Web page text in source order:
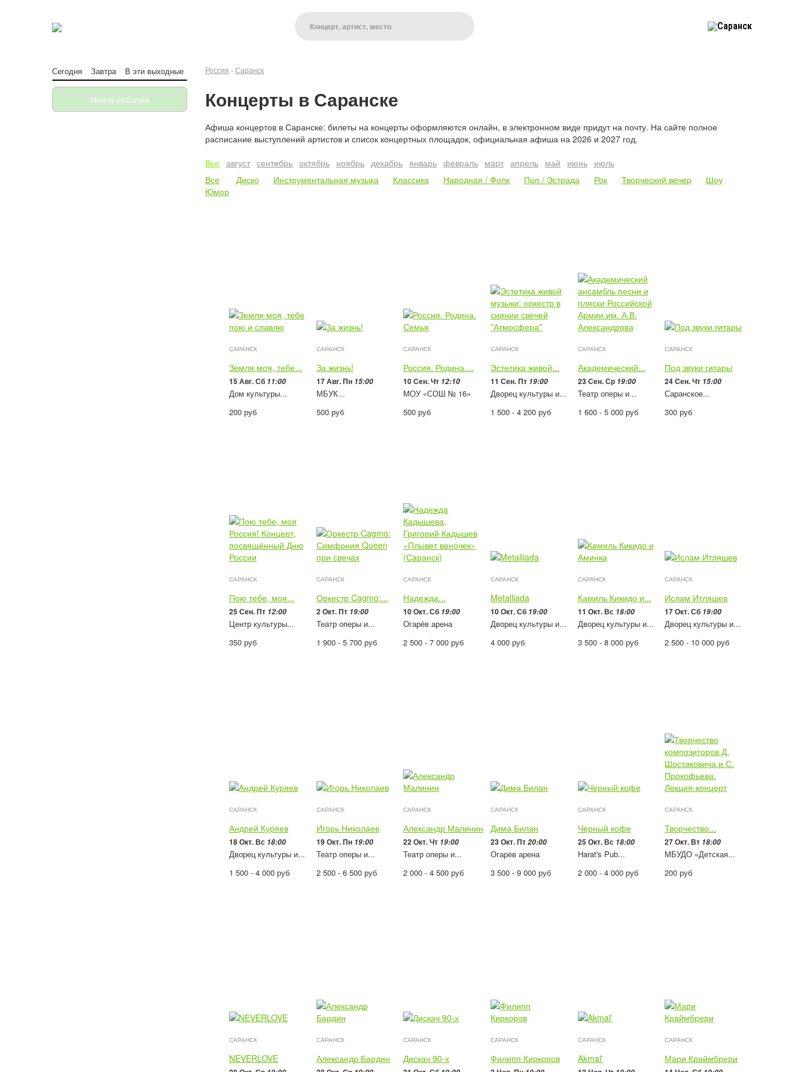
Саранск
Сегодня Завтра В эти выходные
Найти события
Россия › Саранск
Концерты в Саранске
Афиша концертов в Саранске: билеты на концерты оформляются онлайн, в электронном виде придут на почту. На сайте полное
расписание выступлений артистов и список концертных площадок, официальная афиша на 2026 и 2027 год.
Все август сентябрь октябрь ноябрь декабрь январь февраль март апрель май июнь июль
Все
Диско Инструментальная музыка Классика Народная / Фолк Поп / Эстрада Рок Творческий вечер
Шоу
Юмор
САРАНСК
Земля моя, тебе...
15 Авг. Сб 11:00
Дом культуры...
200 руб
САРАНСК
За жизнь!
17 Авг. Пн 15:00
МБУК...
500 руб
САРАНСК
Россия. Родина....
10 Сен. Чт 12:10
МОУ «СОШ № 16»
500руб
САРАНСК
Эстетика живой...
11 Сен. Пт 19:00
Дворец культуры и...
1 500 - 4 200 руб
САРАНСК
Академический...
23 Сен. Ср 19:00
Театр оперы и...
1 600 - 5 000 руб
САРАНСК
Под звуки гитары
24 Сен. Чт 15:00
Саранское...
300руб
САРАНСК
Пою тебе, моя...
25 Сен. Пт 12:00
Центр культуры...
350 руб
САРАНСК
Оркестр Cagmo:...
2 Окт. Пт 19:00
Театр оперы и...
1 900 - 5 700 руб
САРАНСК
Надежда...
10 Окт. Сб 19:00
Огарёв арена
2 500 - 7 000руб
САРАНСК
Metalliada
10 Окт. Сб 19:00
Дворец культуры и...
4 000 руб
САРАНСК
Камиль Кикидо и...
11 Окт. Вс 18:00
Дворец культуры и...
3 500 - 8 000 руб
САРАНСК
Ислам Итляшев
17 Окт. Сб 19:00
Дворец культуры и...
2 500 - 10 000руб
САРАНСК
Андрей Куряев
18 Окт. Вс 18:00
Дворец культуры и...
1 500 - 4 000 руб
САРАНСК
Игорь Николаев
19 Окт. Пн 19:00
Театр оперы и...
2 500 - 6 500 руб
САРАНСК
Александр Малинин
22 Окт. Чт 19:00
Театр оперы и...
2 000 - 4 500руб
САРАНСК
Дима Билан
23 Окт. Пт20:00
Огарёв арена
3 500 - 9 000 руб
САРАНСК
Черный кофе
25 Окт. Вс 18:00
Harat's Pub...
2 000 - 4 000 руб
САРАНСК
Творчество...
27 Окт. Вт 18:00
МБУДО «Детская...
200руб
САРАНСК
NEVERLOVE
САРАНСК
Александр Бардин
САРАНСК
Дискач 90-х
САРАНСК
Филипп Киркоров
САРАНСК
Akmal'
САРАНСК
Мари Краймбрери